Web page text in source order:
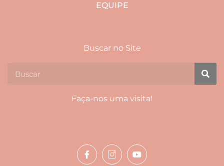
EQUIPE
Buscar no Site
Faça-nos uma visita!